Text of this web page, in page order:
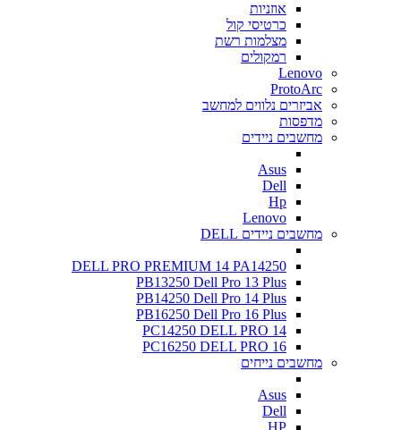
אוזניות
כרטיסי קול
מצלמות רשת
רמקולים
Lenovo
ProtoArc
אביזרים נלווים למחשב
מדפסות
מחשבים ניידים
Asus
Dell
Hp
Lenovo
מחשבים ניידים DELL
DELL PRO PREMIUM 14 PA14250
PB13250 Dell Pro 13 Plus
PB14250 Dell Pro 14 Plus
PB16250 Dell Pro 16 Plus
PC14250 DELL PRO 14
PC16250 DELL PRO 16
מחשבים נייחים
Asus
Dell
HP